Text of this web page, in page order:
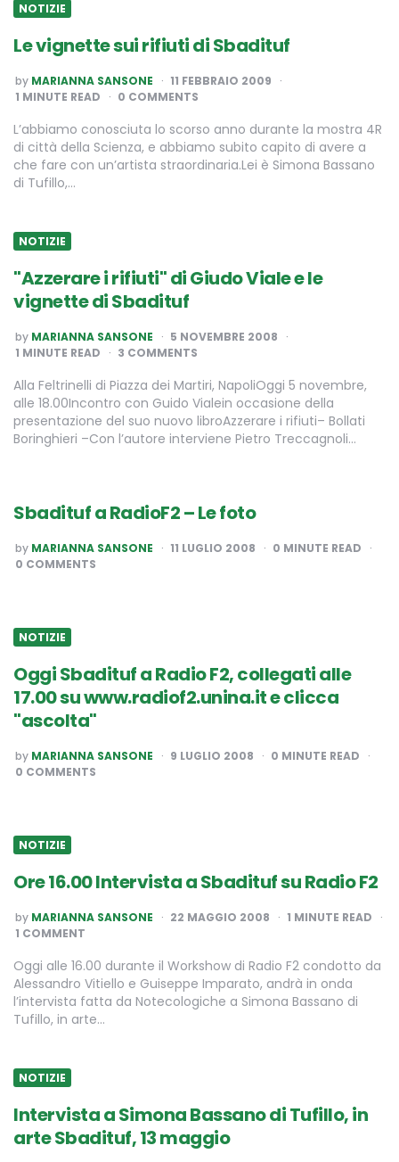
NOTIZIE
Le vignette sui rifiuti di Sbadituf
POSTED
BY
by MARIANNA SANSONE
11 FEBBRAIO 2009
1 MINUTE READ 0 COMMENTS
L’abbiamo conosciuta lo scorso anno durante la mostra 4R
di città della Scienza, e abbiamo subito capito di avere a
che fare con un’artista straordinaria.Lei è Simona Bassano
di Tufillo,…
NOTIZIE
"Azzerare i rifiuti" di Giudo Viale e le
vignette di Sbadituf
POSTED
BY
by MARIANNA SANSONE
5 NOVEMBRE 2008
1 MINUTE READ 3 COMMENTS
Alla Feltrinelli di Piazza dei Martiri, NapoliOggi 5 novembre,
alle 18.00Incontro con Guido Vialein occasione della
presentazione del suo nuovo libroAzzerare i rifiuti– Bollati
Boringhieri –Con l’autore interviene Pietro Treccagnoli…
Sbadituf a RadioF2 – Le foto
POSTED
BY
by MARIANNA SANSONE 11 LUGLIO 2008 0 MINUTE READ
0 COMMENTS
NOTIZIE
Oggi Sbadituf a Radio F2, collegati alle
17.00 su www.radiof2.unina.it e clicca
"ascolta"
POSTED
BY
by MARIANNA SANSONE 9 LUGLIO 2008 0 MINUTE READ
0 COMMENTS
NOTIZIE
Ore 16.00 Intervista a Sbadituf su Radio F2
POSTED
BY
by MARIANNA SANSONE 22 MAGGIO 2008 1 MINUTE READ
1 COMMENT
Oggi alle 16.00 durante il Workshow di Radio F2 condotto da
Alessandro Vitiello e Guiseppe Imparato, andrà in onda
l’intervista fatta da Notecologiche a Simona Bassano di
Tufillo, in arte…
NOTIZIE
Intervista a Simona Bassano di Tufillo, in
arte Sbadituf, 13 maggio